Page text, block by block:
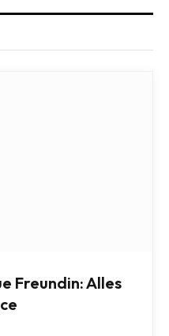
Freundin: Alles